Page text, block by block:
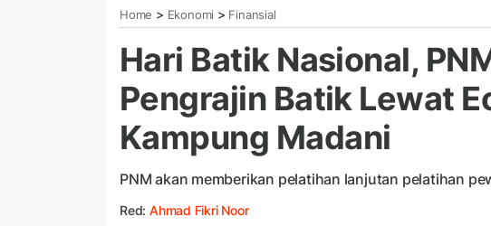
Home > Ekonomi > Finansial
Hari Batik Nasional,
Pengrajin Batik Lewat
Kampung Madani
PNM akan memberikan pelatihan lanjutan pelatihan
Red: Ahmad Fikri Noor